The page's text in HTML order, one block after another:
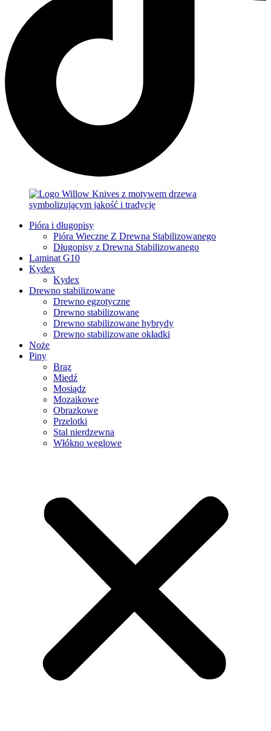
Pióra i długopisy
Pióra Wieczne Z Drewna Stabilizowanego
Długopisy z Drewna Stabilizowanego
Laminat G10
Kydex
Kydex
Drewno stabilizowane
Drewno egzotyczne
Drewno stabilizowane
Drewno stabilizowane hybrydy
Drewno stabilizowane okładki
Noże
Piny
Brąz
Miedź
Mosiądz
Mozaikowe
Obrazkowe
Przelotki
Stal nierdzewna
Włókno węglowe